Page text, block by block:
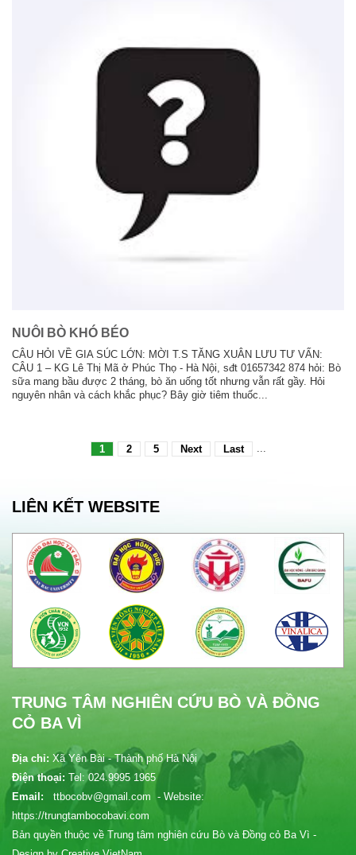
NUÔI BÒ KHÓ BÉO
CÂU HỎI VỀ GIA SÚC LỚN: MỜI T.S TĂNG XUÂN LƯU TƯ VẤN:
CÂU 1 – KG Lê Thị Mã ở Phúc Thọ - Hà Nội, sđt 01657342 874 hỏi: Bò
sữa mang bầu được 2 tháng, bò ăn uống tốt nhưng vẫn rất gầy. Hỏi
nguyên nhân và cách khắc phục? Bây giờ tiêm thuốc...
1 2 ...
5 Next Last
LIÊN KẾT WEBSITE
TRUNG TÂM NGHIÊN CỨU BÒ VÀ ĐỒNG
CỎ BA VÌ
Địa chỉ: Xã Yên Bài - Thành phố Hà Nội
Điện thoại: Tel: 024.9995 1965
Email:
ttbocobv@gmail.com - Website:
https://trungtambocobavi.com
Bản quyền thuộc về Trung tâm nghiên cứu Bò và Đồng cỏ Ba Vì -